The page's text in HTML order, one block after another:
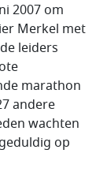
2007 om
Merkel met
leiders
marathon
andere
wachten
op